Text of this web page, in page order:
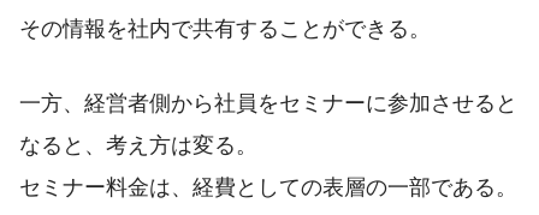
その情報を社内で共有することができる。
一方、経営者側から社員をセミナーに参加させると
なると、考え方は変る。
セミナー料金は、経費としての表層の一部である。